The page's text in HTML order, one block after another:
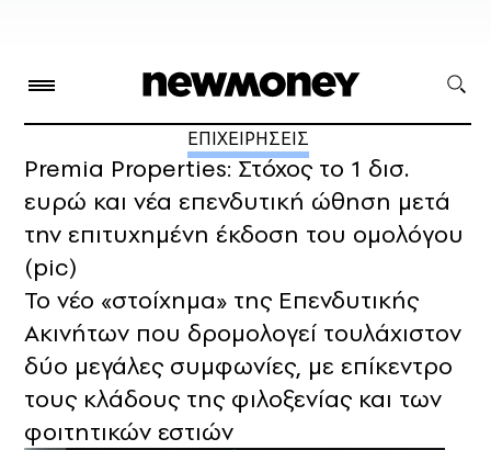
ΕΠΙΧΕΙΡΗΣΕΙΣ
Premia Properties: Στόχος το 1 δισ.
ευρώ και νέα επενδυτική ώθηση μετά
την επιτυχημένη έκδοση του ομολόγου
(pic)
Το νέο «στοίχημα» της Επενδυτικής
Ακινήτων που δρομολογεί τουλάχιστον
δύο μεγάλες συμφωνίες, με επίκεντρο
τους κλάδους της φιλοξενίας και των
φοιτητικών εστιών